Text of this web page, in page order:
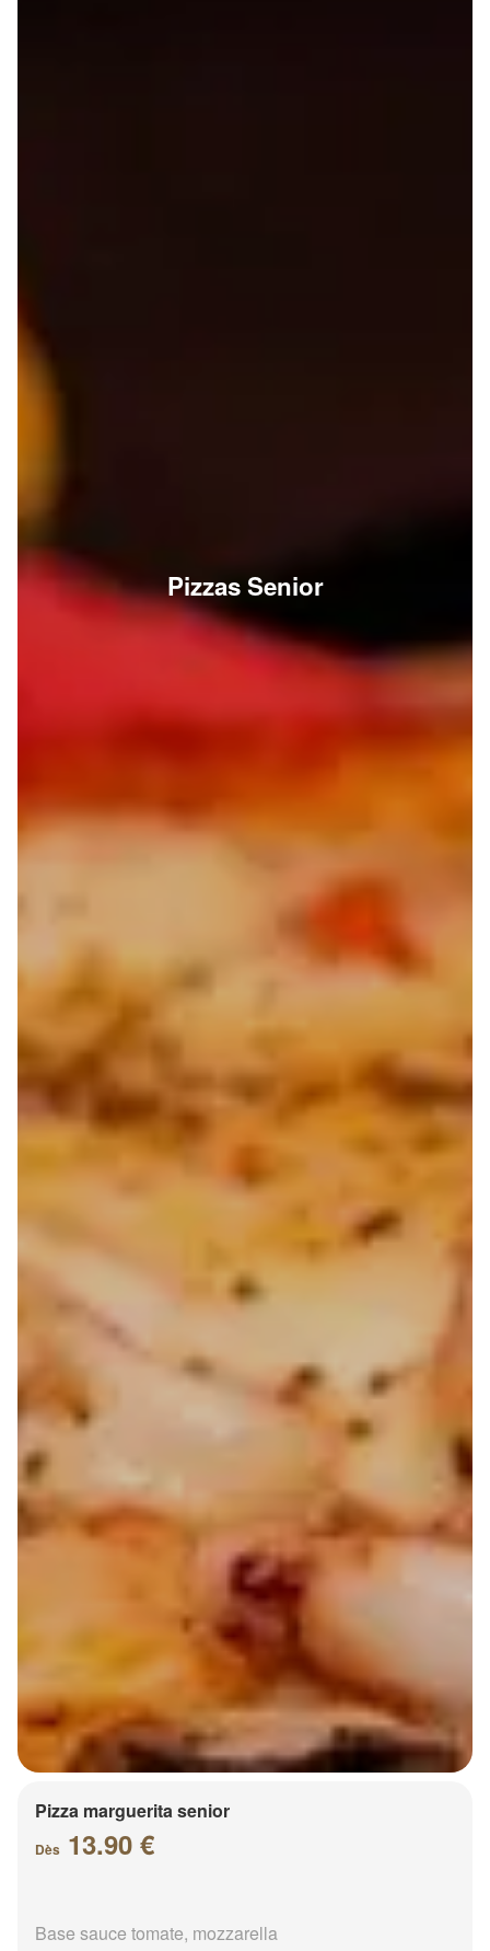
Pizzas Senior
Pizza marguerita senior
Dès 13.90 €
Base sauce tomate, mozzarella